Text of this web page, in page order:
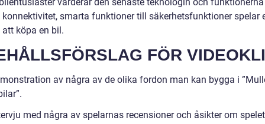
smarta funktioner till säkerhetsfunktioner spelar
köpa en bil.
FÖR
av några av de olika fordon man kan bygga i
med några av spelarnas recensioner och åsikter om